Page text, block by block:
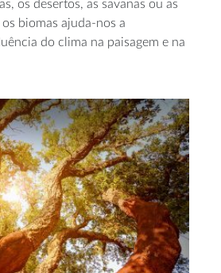
os desertos, as savanas ou as
biomas ajuda-nos a
do clima na paisagem e na